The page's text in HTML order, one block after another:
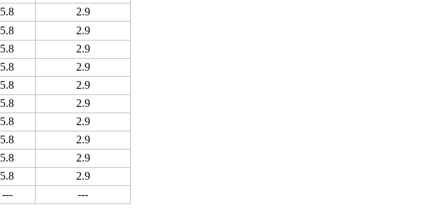
5.8
2.9
5.8
2.9
5.8
2.9
5.8
2.9
5.8
2.9
5.8
2.9
5.8
2.9
5.8
2.9
5.8
2.9
5.8
2.9
--- ---